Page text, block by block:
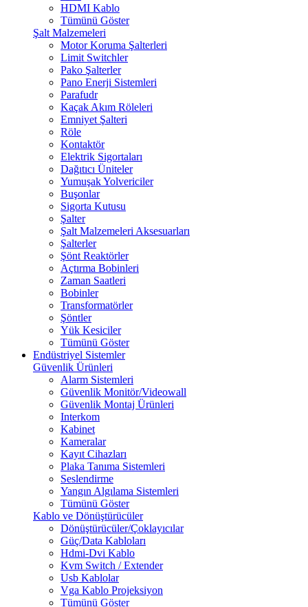
HDMI Kablo
Tümünü Göster
Şalt Malzemeleri
Motor Koruma Şalterleri
Limit Switchler
Pako Şalterler
Pano Enerji Sistemleri
Parafudr
Kaçak Akım Röleleri
Emniyet Şalteri
Röle
Kontaktör
Elektrik Sigortaları
Dağıtıcı Üniteler
Yumuşak Yolvericiler
Buşonlar
Sigorta Kutusu
Şalter
Şalt Malzemeleri Aksesuarları
Şalterler
Şönt Reaktörler
Açtırma Bobinleri
Zaman Saatleri
Bobinler
Transformatörler
Şöntler
Yük Kesiciler
Tümünü Göster
Endüstriyel Sistemler
Güvenlik Ürünleri
Alarm Sistemleri
Güvenlik Monitör/Videowall
Güvenlik Montaj Ürünleri
Interkom
Kabinet
Kameralar
Kayıt Cihazları
Plaka Tanıma Sistemleri
Seslendirme
Yangın Algılama Sistemleri
Tümünü Göster
Kablo ve Dönüştürücüler
Dönüştürücüler/Çoklayıcılar
Güç/Data Kabloları
Hdmi-Dvi Kablo
Kvm Switch / Extender
Usb Kablolar
Vga Kablo Projeksiyon
Tümünü Göster